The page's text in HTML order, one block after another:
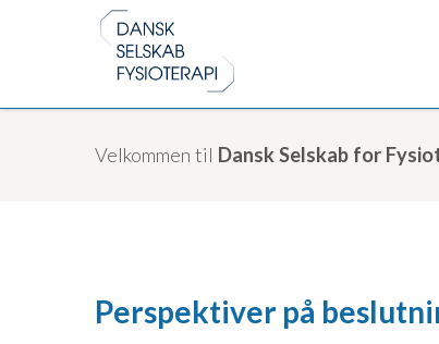
Velkommen til Dansk Selskab for
Perspektiver på